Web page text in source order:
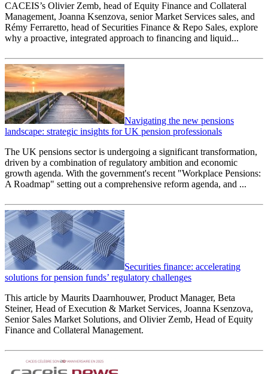
CACEIS’s Olivier Zemb, head of Equity Finance and Collateral
Management, Joanna Ksenzova, senior Market Services sales, and
Rémy Ferraretto, head of Securities Finance & Repo Sales, explore
why a proactive, integrated approach to financing and liquid...
Navigating the new pensions
landscape: strategic insights for UK pension professionals
The UK pensions sector is undergoing a significant transformation,
driven by a combination of regulatory ambition and economic
growth agenda. With the government's recent "Workplace Pensions:
A Roadmap" setting out a comprehensive reform agenda, and ...
Securities finance: accelerating
solutions for pension funds’ regulatory challenges
This article by Maurits Daarnhouwer, Product Manager, Beta
Steiner, Head of Execution & Market Services, Joanna Ksenzova,
Senior Sales Market Solutions, and Olivier Zemb, Head of Equity
Finance and Collateral Management.